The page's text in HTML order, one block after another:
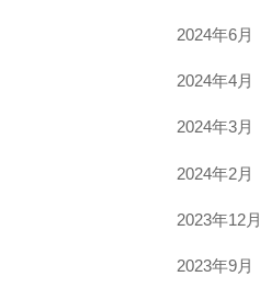
2024年6月
2024年4月
2024年3月
2024年2月
2023年12月
2023年9月